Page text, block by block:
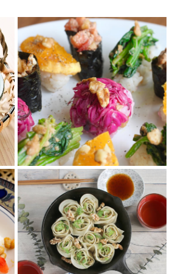
Vegetable Sushi プレ
ート
カラフルでおしゃれなヘルシー
お手軽寿司！パーティーや晴れ
の日にもピッタリな華やかさ☆